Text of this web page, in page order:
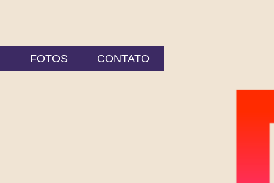
FOTOS CONTATO